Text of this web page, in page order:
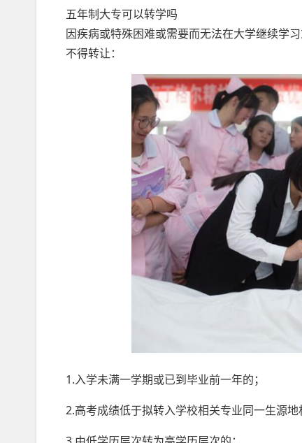
五年制大专可以转学吗
因疾病或特殊困难或需要而无法在大学继续学
不得转让：
1.入学未满一学期或已到毕业前一年的；
2.高考成绩低于拟转入学校相关专业同一生源地